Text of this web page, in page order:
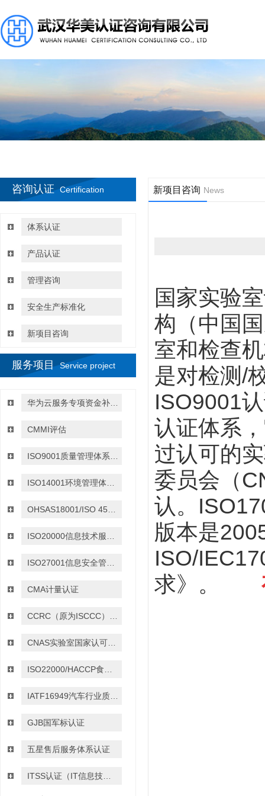
咨询认证 Certification
体系认证
产品认证
管理咨询
安全生产标准化
新项目咨询
服务项目 Service project
CMMI评估
CMA计量认证
GJB国军标认证
五星售后服务体系认证
新项目咨询 News
国家实验
构（中国
室和检查
是对检测/
ISO9001
认证体系
过认可的
委员会（
认。
版本是
ISO/
求》。